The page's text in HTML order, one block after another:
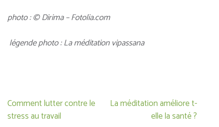
photo : © Dirima – Fotolia.com
légende photo : La méditation vipassana
Navigation
de
Comment lutter contre le
stress au travail
La méditation améliore t-
elle la santé ?